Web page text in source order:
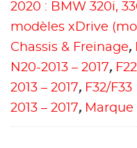
2020 : BMW 320i,
modèles xDrive
Chassis & Freinage,
N20-2013 – 2017,
2013 – 2017, F32/
2013 – 2017,